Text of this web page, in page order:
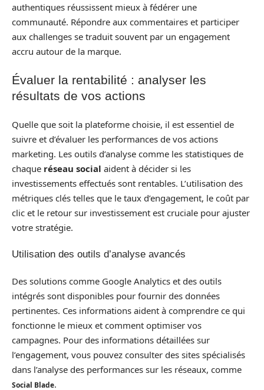
authentiques réussissent mieux à fédérer une
communauté. Répondre aux commentaires et participer
aux challenges se traduit souvent par un engagement
accru autour de la marque.
Évaluer la rentabilité : analyser les
résultats de vos actions
Quelle que soit la plateforme choisie, il est essentiel de
suivre et d’évaluer les performances de vos actions
marketing. Les outils d’analyse comme les statistiques de
chaque réseau social aident à décider si les
investissements effectués sont rentables. L’utilisation des
métriques clés telles que le taux d’engagement, le coût par
clic et le retour sur investissement est cruciale pour ajuster
votre stratégie.
Utilisation des outils d’analyse avancés
Des solutions comme Google Analytics et des outils
intégrés sont disponibles pour fournir des données
pertinentes. Ces informations aident à comprendre ce qui
fonctionne le mieux et comment optimiser vos
campagnes. Pour des informations détaillées sur
l’engagement, vous pouvez consulter des sites spécialisés
dans l’analyse des performances sur les réseaux, comme
Social Blade.